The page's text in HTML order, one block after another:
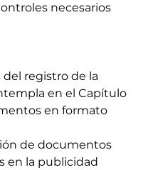
necesarios
en el Capítulo
en formato
de documentos